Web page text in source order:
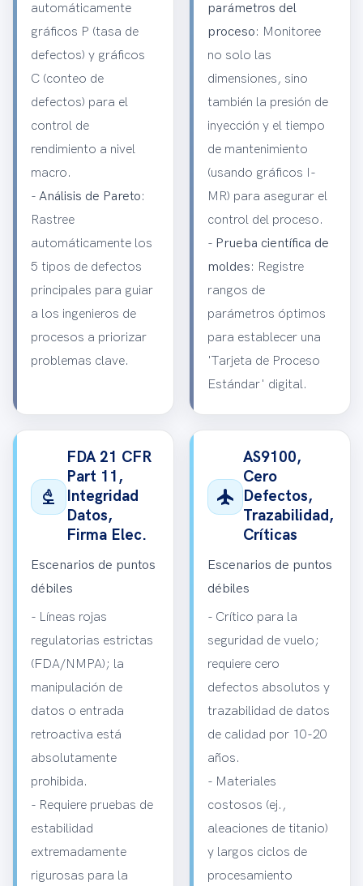
automáticamente
gráficos P (tasa de
defectos) y gráficos
C (conteo de
defectos) para el
control de
rendimiento a nivel
macro.
- Análisis de Pareto:
Rastree
automáticamente los
5 tipos de defectos
principales para guiar
a los ingenieros de
procesos a priorizar
problemas clave.
parámetros del
proceso: Monitoree
no solo las
dimensiones, sino
también la presión de
inyección y el tiempo
de mantenimiento
(usando gráficos I-
MR) para asegurar el
control del proceso.
- Prueba científica de
moldes: Registre
rangos de
parámetros óptimos
para establecer una
'Tarjeta de Proceso
Estándar' digital.
biotech
FDA 21 CFR
Part 11,
Integridad
Datos,
Firma Elec.
Escenarios de puntos
débiles
- Líneas rojas
regulatorias estrictas
(FDA/NMPA); la
manipulación de
datos o entrada
retroactiva está
absolutamente
prohibida.
- Requiere pruebas de
estabilidad
extremadamente
rigurosas para la
flight
AS9100,
Cero
Defectos,
Trazabilidad,
Críticas
Escenarios de puntos
débiles
- Crítico para la
seguridad de vuelo;
requiere cero
defectos absolutos y
trazabilidad de datos
de calidad por 10-20
años.
- Materiales
costosos (ej.,
aleaciones de titanio)
y largos ciclos de
procesamiento